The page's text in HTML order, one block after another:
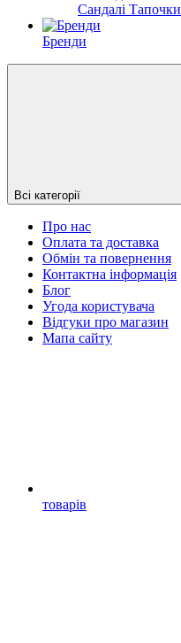
Сандалі Тапочки
Бренди
Всі категорії
Про нас
Оплата та доставка
Обмін та повернення
Контактна інформація
Блог
Угода користувача
Відгуки про магазин
Мапа сайту
товарів